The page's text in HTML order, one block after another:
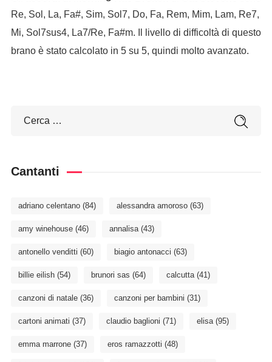
Re, Sol, La, Fa#, Sim, Sol7, Do, Fa, Rem, Mim, Lam, Re7,
Mi, Sol7sus4, La7/Re, Fa#m. Il livello di difficoltà di questo
brano è stato calcolato in 5 su 5, quindi molto avanzato.
Cantanti
adriano celentano(84) alessandra amoroso(63)
amy winehouse(46) annalisa(43)
antonello venditti (60) biagio antonacci (63)
billie eilish(54) brunori sas (64) calcutta(41)
canzoni di natale(36) canzoni per bambini (31)
cartoni animati (37) claudio baglioni (71) elisa(95)
emma marrone(37) eros ramazzotti (48)